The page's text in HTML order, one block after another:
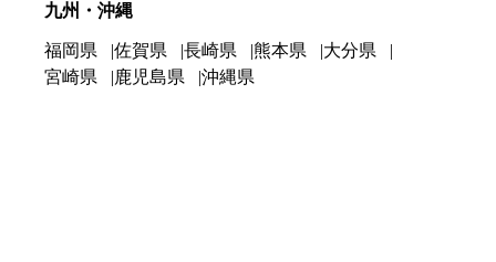
九州・沖縄
福岡県 佐賀県 長崎県 熊本県
大分県
宮崎県
鹿児島県 沖縄県